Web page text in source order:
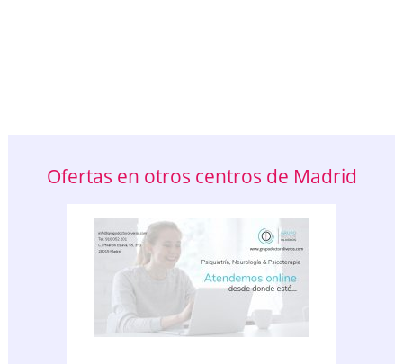
Ofertas en otros centros de Madrid